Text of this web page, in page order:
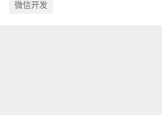
微信开发